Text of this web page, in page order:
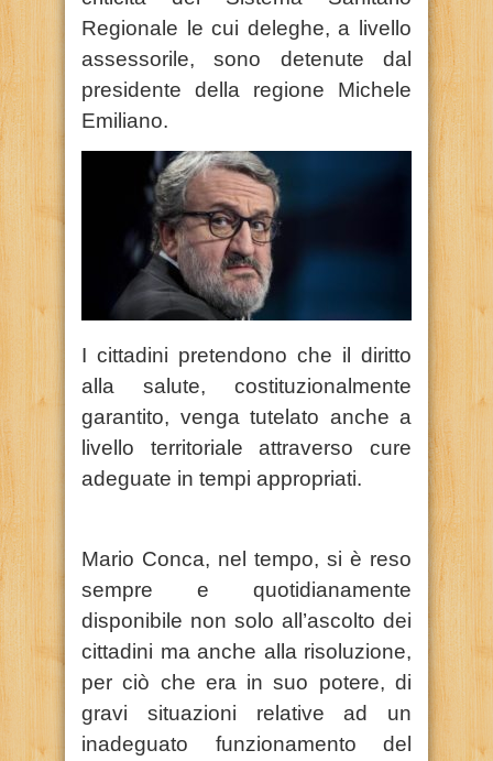
Regionale le cui deleghe, a livello
assessorile, sono detenute dal
presidente della regione Michele
Emiliano.
I cittadini pretendono che il diritto
alla salute, costituzionalmente
garantito, venga tutelato anche a
livello territoriale attraverso cure
adeguate in tempi appropriati.
Mario Conca, nel tempo, si è reso
sempre e quotidianamente
disponibile non solo all’ascolto dei
cittadini ma anche alla risoluzione,
per ciò che era in suo potere, di
gravi situazioni relative ad un
inadeguato funzionamento del